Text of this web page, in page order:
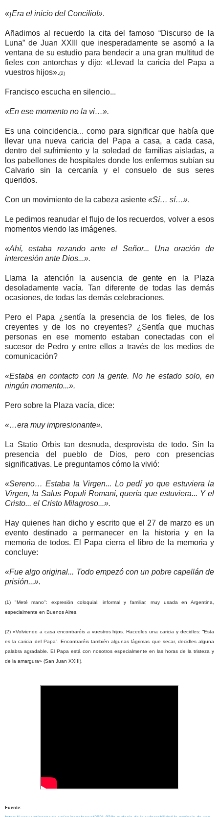
«¡Era el inicio del Concilio!».
Añadimos al recuerdo la cita del famoso “Discurso de la
Luna” de Juan XXIII que inesperadamente se asomó a la
ventana de su estudio para bendecir a una gran multitud de
fieles con antorchas y dijo: «Llevad la caricia del Papa a
vuestros hijos».(2)
Francisco escucha en silencio...
«En ese momento no la vi…».
Es una coincidencia... como para significar que había que
llevar una nueva caricia del Papa a casa, a cada casa,
dentro del sufrimiento y la soledad de familias aisladas, a
los pabellones de hospitales donde los enfermos subían su
Calvario sin la cercanía y el consuelo de sus seres
queridos.
Con un movimiento de la cabeza asiente «Sí… sí…».
Le pedimos reanudar el flujo de los recuerdos, volver a esos
momentos viendo las imágenes.
«Ahí, estaba rezando ante el Señor... Una oración de
intercesión ante Dios...».
Llama la atención la ausencia de gente en la Plaza
desoladamente vacía. Tan diferente de todas las demás
ocasiones, de todas las demás celebraciones.
Pero el Papa ¿sentía la presencia de los fieles, de los
creyentes y de los no creyentes? ¿Sentía que muchas
personas en ese momento estaban conectadas con el
sucesor de Pedro y entre ellos a través de los medios de
comunicación?
«Estaba en contacto con la gente. No he estado solo, en
ningún momento...».
Pero sobre la Plaza vacía, dice:
«…era muy impresionante».
La Statio Orbis tan desnuda, desprovista de todo. Sin la
presencia del pueblo de Dios, pero con presencias
significativas. Le preguntamos cómo la vivió:
«Sereno… Estaba la Virgen... Lo pedí yo que estuviera la
Virgen, la Salus Populi Romani, quería que estuviera... Y el
Cristo... el Cristo Milagroso...».
Hay quienes han dicho y escrito que el 27 de marzo es un
evento destinado a permanecer en la historia y en la
memoria de todos. El Papa cierra el libro de la memoria y
concluye:
«Fue algo original... Todo empezó con un pobre capellán de
prisión...».
(1) "Meté mano": expresión coloquial, informal y familiar, muy usada en Argentina,
especialmente en Buenos Aires.
(2) «Volviendo a casa encontraréis a vuestros hijos. Hacedles una caricia y decidles: “Esta
es la caricia del Papa”. Encontraréis también algunas lágrimas que secar, decidles alguna
palabra agradable. El Papa está con nosotros especialmente en las horas de la tristeza y
de la amargura» (San Juan XXIII).
Fuente: